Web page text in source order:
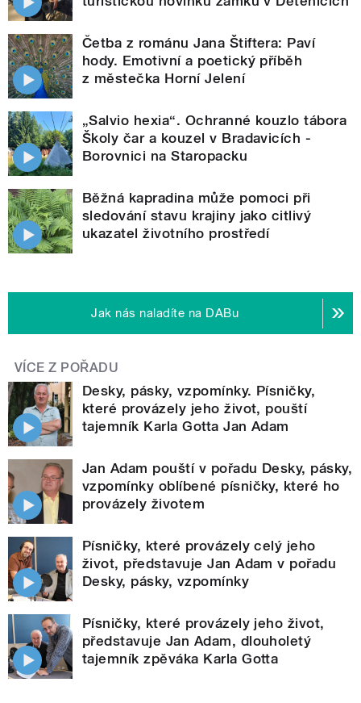
Četba z románu Jana Štiftera: Paví
hody. Emotivní a poetický příběh
z městečka Horní Jelení
„Salvio hexia“. Ochranné kouzlo tábora
Školy čar a kouzel v Bradavicích -
Borovnici na Staropacku
Běžná kapradina může pomoci při
sledování stavu krajiny jako citlivý
ukazatel životního prostředí
Jak nás naladíte na DABu
VÍCE Z POŘADU
Desky, pásky, vzpomínky. Písničky,
které provázely jeho život, pouští
tajemník Karla Gotta Jan Adam
Jan Adam pouští v pořadu Desky, pásky,
vzpomínky oblíbené písničky, které ho
provázely životem
Písničky, které provázely celý jeho
život, představuje Jan Adam v pořadu
Desky, pásky, vzpomínky
Písničky, které provázely jeho život,
představuje Jan Adam, dlouholetý
tajemník zpěváka Karla Gotta